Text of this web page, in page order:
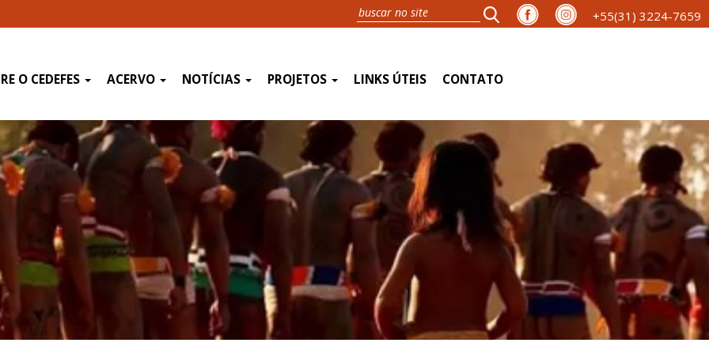
+55(31) 3224-7659
O CEDEFES ACERVO NOTÍCIAS PROJETOS LINKS ÚTEIS CONTATO